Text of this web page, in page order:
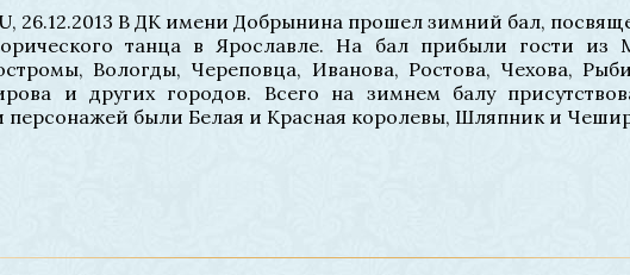
26.12.2013 В ДК имени Добрынина прошел зимний бал,
танца в Ярославле. На бал прибыли гости из
Вологды, Череповца, Иванова, Ростова, Чехова,
и других городов. Всего на зимнем балу
персонажей были Белая и Красная королевы, Шляпник и